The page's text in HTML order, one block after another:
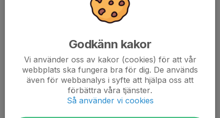
Godkänn kakor
Vi använder oss av kakor (cookies) för att vår
webbplats ska fungera bra för dig. De används
även för webbanalys i syfte att hjälpa oss att
förbättra våra tjänster.
Så använder vi cookies